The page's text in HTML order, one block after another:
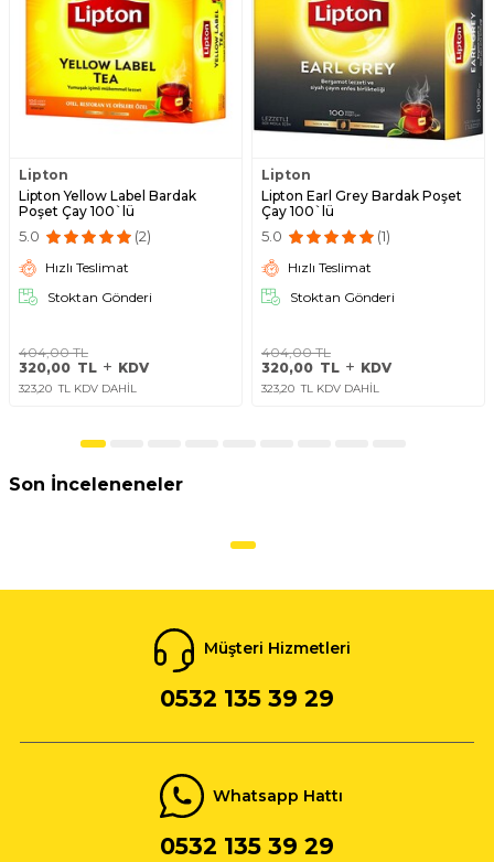
Lipton
Lipton Yellow Label Bardak
Poşet Çay 100`lü
5.0 (2)
Hızlı Teslimat
Stoktan Gönderi
404,00TL
320,00 TL KDV
323,20 TL KDV DAHİL
Lipton
Lipton Earl Grey Bardak Poşet
Çay 100`lü
5.0 (1)
Hızlı Teslimat
Stoktan Gönderi
404,00TL
320,00 TL KDV
323,20 TL KDV DAHİL
Son İnceleneneler
Müşteri Hizmetleri
0532 135 39 29
Whatsapp Hattı
0532 135 39 29